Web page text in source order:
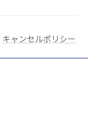
キャンセルポリシー